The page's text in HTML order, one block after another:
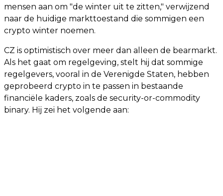
mensen aan om "de winter uit te zitten," verwijzend
naar de huidige markttoestand die sommigen een
crypto winter noemen.
CZ is optimistisch over meer dan alleen de bearmarkt.
Als het gaat om regelgeving, stelt hij dat sommige
regelgevers, vooral in de Verenigde Staten, hebben
geprobeerd crypto in te passen in bestaande
financiële kaders, zoals de security-or-commodity
binary. Hij zei het volgende aan: